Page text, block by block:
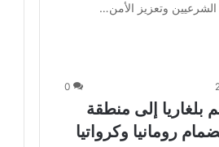
وتعزيز الأمن…
0
إلى منطقة
رومانيا وكرواتيا